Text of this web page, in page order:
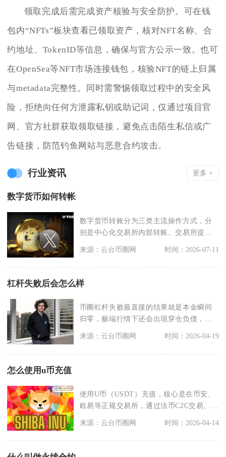
领取完成后需完成资产核验与安全防护。可在钱
包内“NFTs”板块查看已领取资产，核对NFT名称、合
约地址、TokenID等信息，确保与官方公示一致。也可
在OpenSea等NFT市场连接钱包，核验NFT的链上归属
与metadata完整性。同时需警惕领取过程中的安全风
险，拒绝向任何方泄露私钥或助记词，仅通过项目官
网、官方社群获取领取链接，避免点击陌生私信或广
告链接，防范钓鱼网站与恶意合约攻击。
行业资讯 更多 +
数字货币如何转帐
数字货币转账分为三类主流操作方式，分
别是中心化交易所内部转账、交易所提币
来源：云台币圈网 时间：2026-07-11
杠杆失败后会怎么样
币圈杠杆失败最直接的结果就是本金瞬间
归零，极端行情下还会出现穿仓负债，同
时伴随交易信心崩塌
来源：云台币圈网 时间：2026-04-19
怎么使用u币充值
使用U币（USDT）充值，核心是在币安、
欧易等正规交易所，通过法币C2C交易、链
来源：云台币圈网 时间：2026-04-14